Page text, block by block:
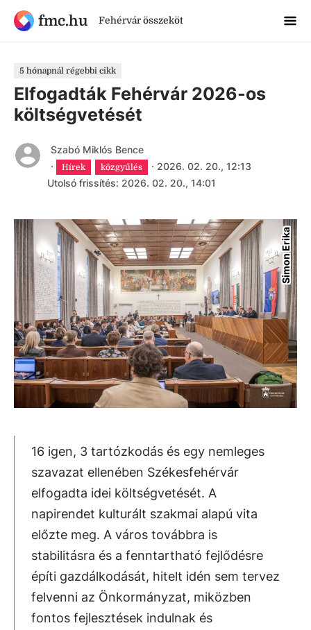
fmc.hu Fehérvár összeköt
5 hónapnál régebbi cikk
Elfogadták Fehérvár 2026-os
költségvetését
Szabó Miklós Bence
·
Hírek közgyűlés · 2026. 02. 20., 12:13
Utolsó frissítés: 2026. 02. 20., 14:01
Simon Erika
16 igen, 3 tartózkodás és egy nemleges
szavazat ellenében Székesfehérvár
elfogadta idei költségvetését. A
napirendet kulturált szakmai alapú vita
előzte meg. A város továbbra is
stabilitásra és a fenntartható fejlődésre
építi gazdálkodását, hitelt idén sem tervez
felvenni az Önkormányzat, miközben
fontos fejlesztések indulnak és